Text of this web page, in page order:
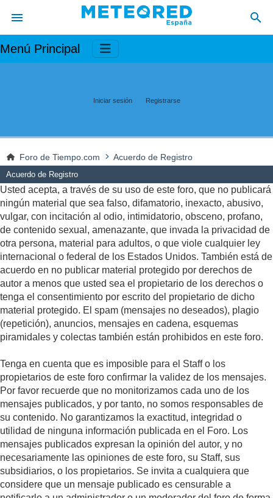
Menú Principal
Iniciar sesión Registrarse
Foro de Tiempo.com Acuerdo de Registro
Acuerdo de Registro
Usted acepta, a través de su uso de este foro, que no publicará
ningún material que sea falso, difamatorio, inexacto, abusivo,
vulgar, con incitación al odio, intimidatorio, obsceno, profano,
de contenido sexual, amenazante, que invada la privacidad de
otra persona, material para adultos, o que viole cualquier ley
internacional o federal de los Estados Unidos. También está de
acuerdo en no publicar material protegido por derechos de
autor a menos que usted sea el propietario de los derechos o
tenga el consentimiento por escrito del propietario de dicho
material protegido. El spam (mensajes no deseados), plagio
(repetición), anuncios, mensajes en cadena, esquemas
piramidales y colectas también están prohibidos en este foro.
Tenga en cuenta que es imposible para el Staff o los
propietarios de este foro confirmar la validez de los mensajes.
Por favor recuerde que no monitorizamos cada uno de los
mensajes publicados, y por tanto, no somos responsables de
su contenido. No garantizamos la exactitud, integridad o
utilidad de ninguna información publicada en el Foro. Los
mensajes publicados expresan la opinión del autor, y no
necesariamente las opiniones de este foro, su Staff, sus
subsidiarios, o los propietarios. Se invita a cualquiera que
considere que un mensaje publicado es censurable a